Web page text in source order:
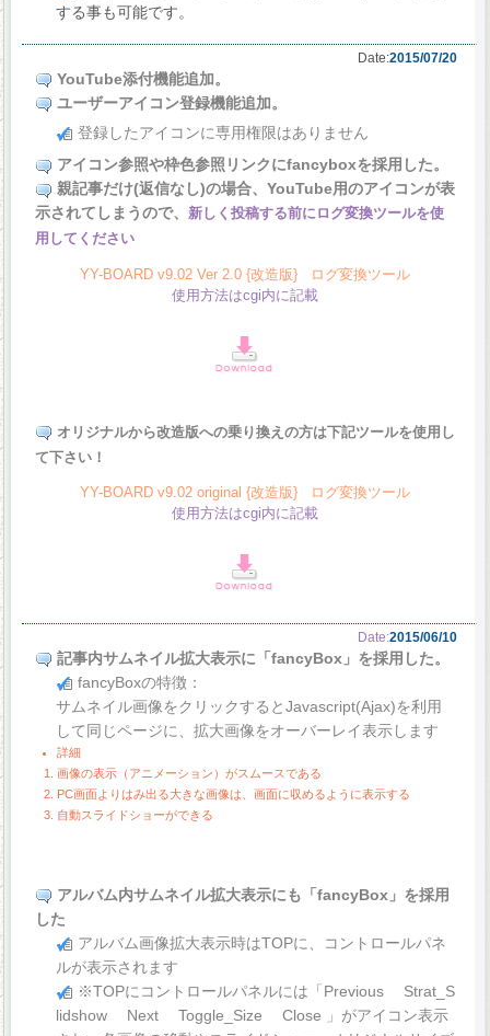
する事も可能です。
Date:2015/07/20
YouTube添付機能追加。
ユーザーアイコン登録機能追加。
登録したアイコンに専用権限はありません
アイコン参照や枠色参照リンクにfancyboxを採用した。
親記事だけ(返信なし)の場合、YouTube用のアイコンが表
示されてしまうので、 新しく投稿する前にログ変換ツールを使
用してください
YY-BOARD v9.02 Ver 2.0 {改造版} ログ変換ツール
使用方法はcgi内に記載
オリジナルから改造版への乗り換えの方は下記ツールを使用し
て下さい！
YY-BOARD v9.02 original {改造版} ログ変換ツール
使用方法はcgi内に記載
Date:2015/06/10
記事内サムネイル拡大表示に「fancyBox」を採用した。
fancyBoxの特徴：
サムネイル画像をクリックするとJavascript(Ajax)を利用
して同じページに、拡大画像をオーバーレイ表示します
詳細
画像の表示（アニメーション）がスムースである
PC画面よりはみ出る大きな画像は、画面に収めるように表示する
自動スライドショーができる
アルバム内サムネイル拡大表示にも「fancyBox」を採用
した
アルバム画像拡大表示時はTOPに、コントロールパネ
ルが表示されます
※TOPにコントロールパネルには「Previous Strat_S
lidshow Next Toggle_Size Close 」がアイコン表示